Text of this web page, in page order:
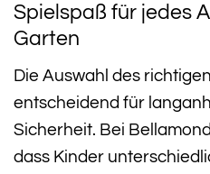
Spielspaß für jedes
Garten
Die Auswahl des
entscheidend für
Sicherheit. Bei
dass Kinder